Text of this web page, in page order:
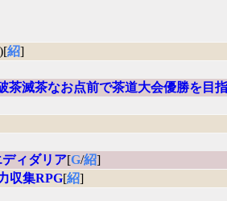
紹]
茶滅茶なお点前で茶道大会優勝を目
ィダリア[G/紹]
収集RPG[紹]